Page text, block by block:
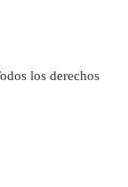
los derechos